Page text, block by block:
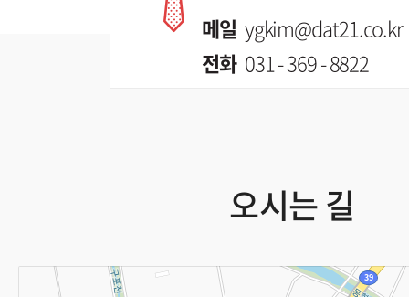
메일 ygkim@dat21.co.kr
전화 031 - 369 - 8822
오시는 길